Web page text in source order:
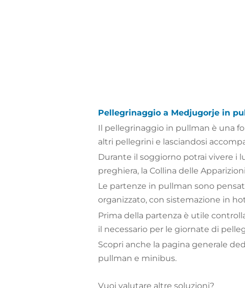
Pellegrinaggio a Medjugorje in
Il pellegrinaggio in pullman è una
altri pellegrini e lasciandosi
Durante il soggiorno potrai vivere i
preghiera, la Collina delle
Le partenze in pullman sono
organizzato, con sistemazione in
Prima della partenza è utile
il necessario per le giornate di
Scopri anche la pagina generale
pullman e minibus.
Vuoi valutare altre soluzioni?